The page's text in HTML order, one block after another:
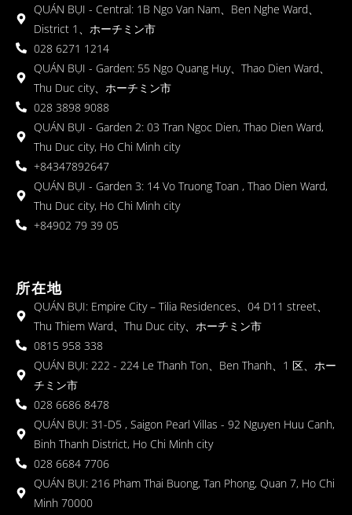
QUÁN BỤI - Central: 1B Ngo Van Nam、Ben Nghe Ward、
District 1、ホーチミン市
028 6271 1214
QUÁN BỤI - Garden: 55 Ngo Quang Huy、Thao Dien Ward、
Thu Duc city、ホーチミン市
028 3898 9088
QUÁN BỤI - Garden 2: 03 Tran Ngoc Dien, Thao Dien Ward,
Thu Duc city, Ho Chi Minh city
+84347892647
QUÁN BỤI - Garden 3: 14 Vo Truong Toan , Thao Dien Ward,
Thu Duc city, Ho Chi Minh city
+84902 79 39 05
所在地
QUÁN BỤI: Empire City – Tilia Residences、04 D11 street、
Thu Thiem Ward、Thu Duc city、ホーチミン市
0815 958 338
QUÁN BỤI: 222 - 224 Le Thanh Ton、Ben Thanh、1 区、ホー
チミン市
028 6686 8478
QUÁN BỤI: 31-D5 , Saigon Pearl Villas - 92 Nguyen Huu Canh,
Binh Thanh District, Ho Chi Minh city
028 6684 7706
QUÁN BỤI: 216 Pham Thai Buong, Tan Phong, Quan 7, Ho Chi
Minh 70000